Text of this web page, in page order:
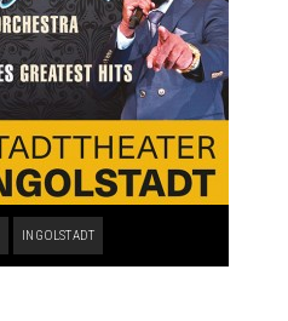
INGOLSTADT